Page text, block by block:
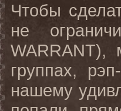
Чтобы
не
WARRANT),
группах,
нашему